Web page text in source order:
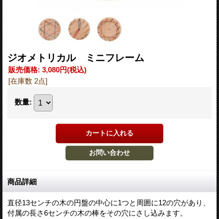
ジオメトリカル ミニフレーム
販売価格: 3,080円(税込)
[在庫数 2点]
数量:
商品詳細
直径13センチの木の円盤の中心に1つと周囲に12の穴があり、
付属の長さ6センチの木の棒をその穴にさし込みます。